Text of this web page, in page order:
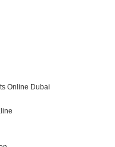
Online Dubai